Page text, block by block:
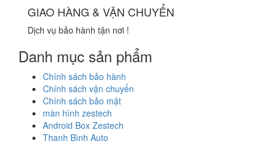
GIAO HÀNG & VẬN CHUYỂN
Dịch vụ bảo hành tận nơi !
Danh mục sản phẩm
Chính sách bảo hành
Chính sách vận chuyển
Chính sách bảo mật
màn hình zestech
Android Box Zestech
Thanh Bình Auto